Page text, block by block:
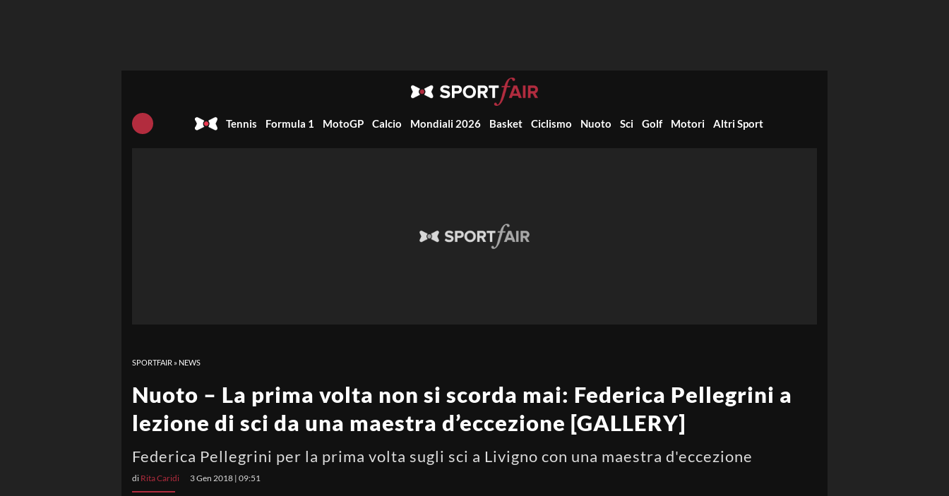
Tennis Formula 1 MotoGP Calcio Mondiali 2026 Basket Ciclismo Nuoto Sci Golf Motori Altri Sport
SPORTFAIR » NEWS
Nuoto – La prima volta non si scorda mai: Federica Pellegrini a
lezione di sci da una maestra d’eccezione [GALLERY]
Federica Pellegrini per la prima volta sugli sci a Livigno con una maestra d'eccezione
di Rita Caridi 3 Gen 2018 | 09:51